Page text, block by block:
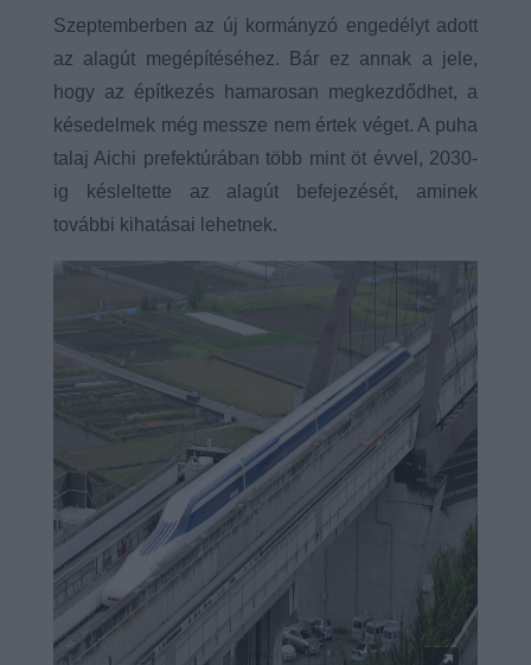
Szeptemberben az új kormányzó engedélyt adott
az alagút megépítéséhez. Bár ez annak a jele,
hogy az építkezés hamarosan megkezdődhet, a
késedelmek még messze nem értek véget. A puha
talaj Aichi prefektúrában több mint öt évvel, 2030-
ig késleltette az alagút befejezését, aminek
további kihatásai lehetnek.